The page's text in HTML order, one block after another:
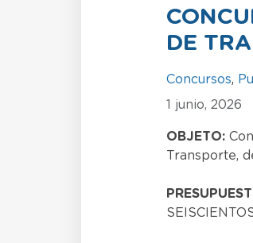
DE
Concursos,
1 junio, 2026
OBJETO:
Transporte,